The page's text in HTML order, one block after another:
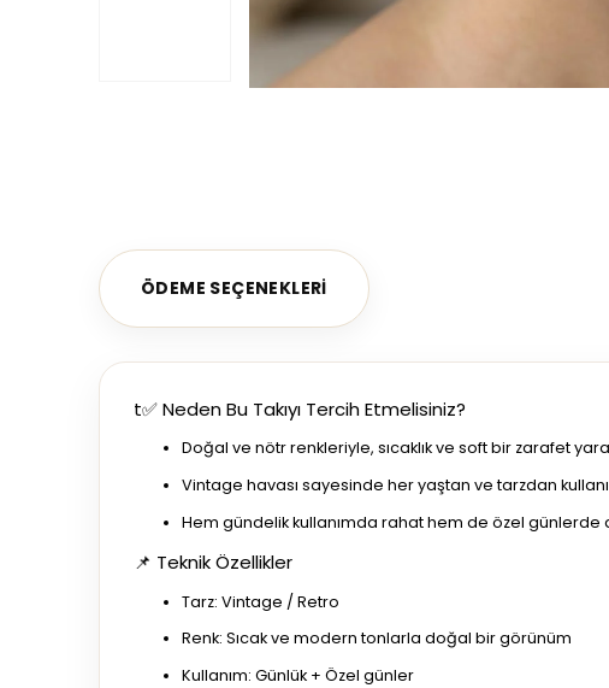
ÖDEME SEÇENEKLERI
t✅ Neden Bu Takıyı Tercih Etmelisiniz?
Doğal ve nötr renkleriyle, sıcaklık ve soft bir zarafet
Vintage havası sayesinde her yaştan ve tarzdan
Hem gündelik kullanımda rahat hem de özel günlerde
📌 Teknik Özellikler
Tarz: Vintage / Retro
Renk: Sıcak ve modern tonlarla doğal bir görünüm
Kullanım: Günlük + Özel günler